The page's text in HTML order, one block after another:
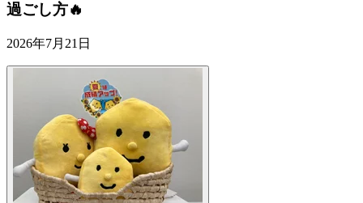
過ごし方🔥
2026年7月21日